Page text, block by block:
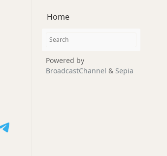
Home
Powered by
BroadcastChannel & Sepia